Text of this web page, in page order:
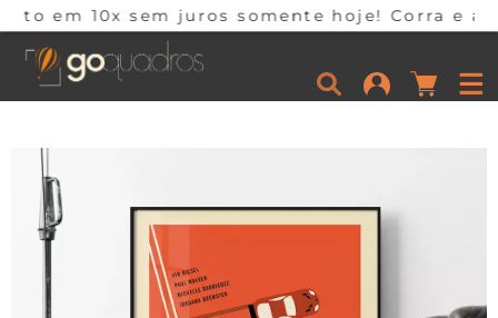
sem juros somente hoje! Corra e aproveite